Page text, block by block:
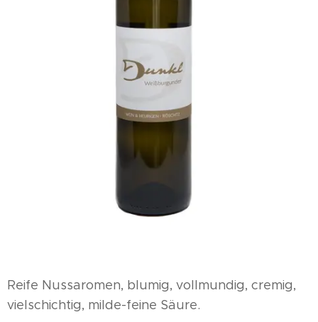
Reife Nussaromen, blumig, vollmundig, cremig,
vielschichtig, milde-feine Säure.